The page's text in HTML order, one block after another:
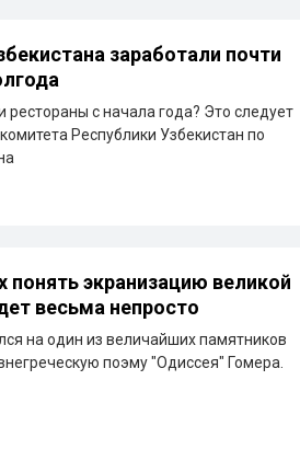
заработали почти
рестораны с начала года? Это следует
Республики Узбекистан по
понять экранизацию великой
весьма непросто
на один из величайших памятников
поэму "Одиссея" Гомера.